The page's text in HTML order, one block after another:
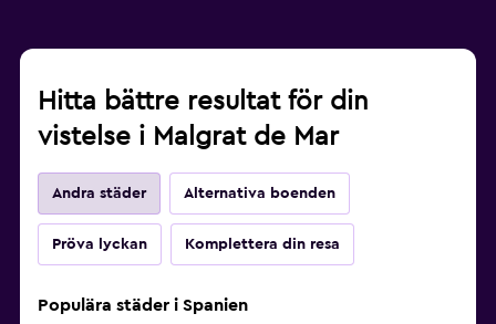
Hitta bättre resultat för din
vistelse i Malgrat de Mar
Andra städer Alternativa boenden
Pröva lyckan Komplettera din resa
Populära städer i Spanien